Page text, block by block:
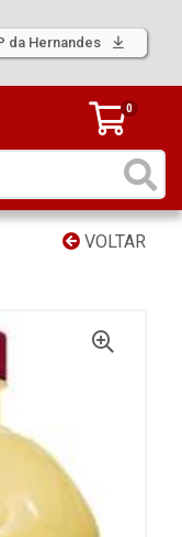
da Hernandes
0
VOLTAR